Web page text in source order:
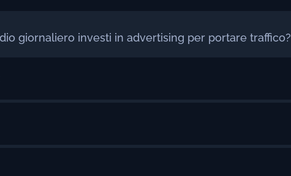
giornaliero investi in advertising per portare traffico?